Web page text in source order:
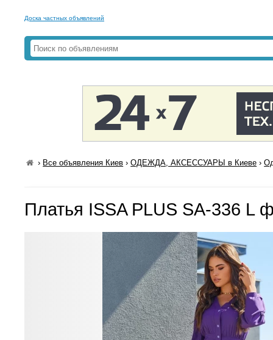
Доска частных объявлений
› Все объявления Киев ›ОДЕЖДА, АКСЕССУАРЫ в Киеве ›
Платья ISSA PLUS SA-336 L